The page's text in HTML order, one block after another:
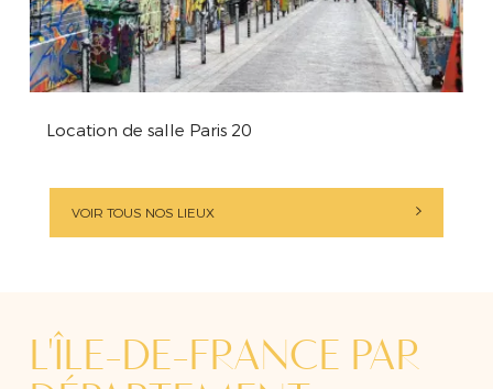
Location de salle Paris 20
VOIR TOUS NOS LIEUX
L'ÎLE-DE-FRANCE PAR